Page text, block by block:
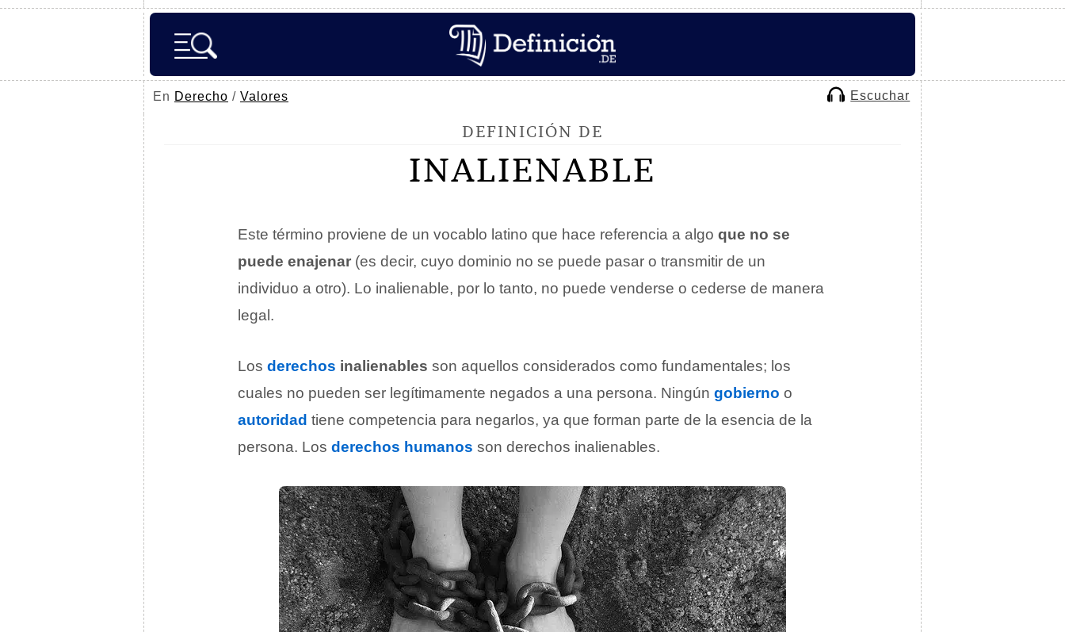
En Derecho / Valores Escuchar
DEFINICIÓN DE
INALIENABLE
Este término proviene de un vocablo latino que hace referencia a algo que no se
puede enajenar (es decir, cuyo dominio no se puede pasar o transmitir de un
individuo a otro). Lo inalienable, por lo tanto, no puede venderse o cederse de manera
legal.
Los derechos inalienables son aquellos considerados como fundamentales; los
cuales no pueden ser legítimamente negados a una persona. Ningún gobierno o
autoridad tiene competencia para negarlos, ya que forman parte de la esencia de la
persona. Los derechos humanos son derechos inalienables.